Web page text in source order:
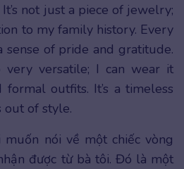
not just a piece of jewelry;
to my family history. Every
of pride and gratitude.
very versatile; I can wear it
outfits. It’s a timeless
out of style.
muốn nói về một chiếc vòng
được từ bà tôi. Đó là một